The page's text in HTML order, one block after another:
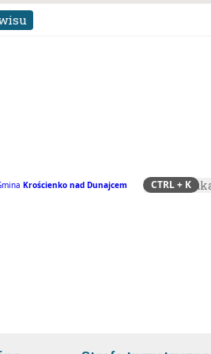
Krościenko nad Dunajcem Szukaj
CTRL+ K